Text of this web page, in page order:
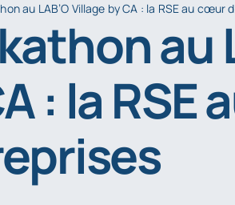
au LAB’O Village by CA : la RSE au cœur
au
: la